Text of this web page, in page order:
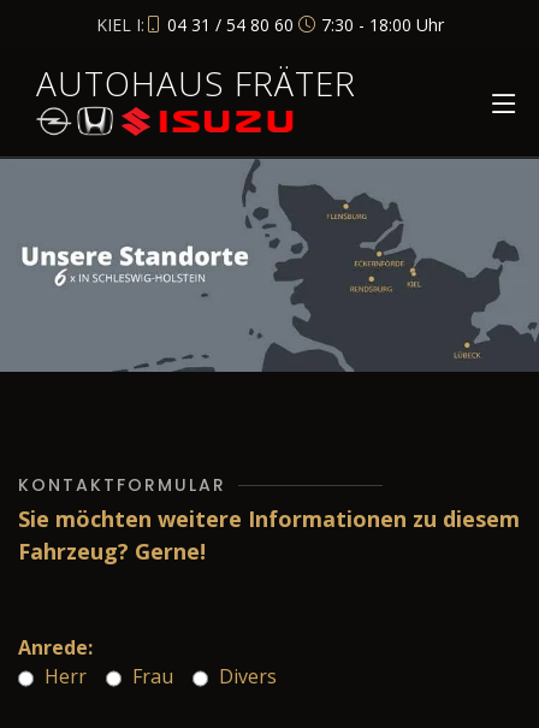
KIEL I: 04 31 / 54 80 60 7:30 - 18:00 Uhr
AUTOHAUS FRÄTER
KONTAKTFORMULAR
Sie möchten weitere Informationen zu diesem
Fahrzeug? Gerne!
Anrede:
Herr
Frau Divers